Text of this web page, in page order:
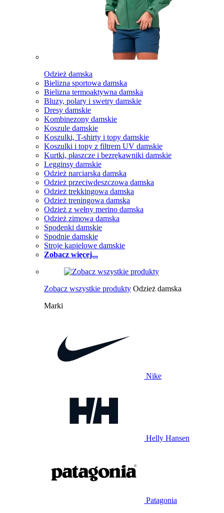
Odzież damska
Bielizna sportowa damska
Bielizna termoaktywna damska
Bluzy, polary i swetry damskie
Dresy damskie
Kombinezony damskie
Koszule damskie
Koszulki, T-shirty i topy damskie
Koszulki i topy z filtrem UV damskie
Kurtki, płaszcze i bezrękawniki damskie
Legginsy damskie
Odzież narciarska damska
Odzież przeciwdeszczowa damska
Odzież trekkingowa damska
Odzież treningowa damska
Odzież z wełny merino damska
Odzież zimowa damska
Spodenki damskie
Spodnie damskie
Stroje kąpielowe damskie
Zobacz więcej...
Zobacz wszystkie produkty Odzież damska
Marki
Nike
Helly Hansen
Patagonia